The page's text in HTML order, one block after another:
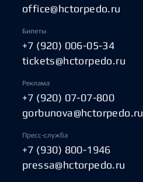
office@hctorpedo.ru
Билеты
+7 (920) 006-05-34
tickets@hctorpedo.ru
Реклама
+7 (920) 07-07-800
gorbunova@hctorpedo.ru
Пресс-служба
+7 (930) 800-1946
pressa@hctorpedo.ru